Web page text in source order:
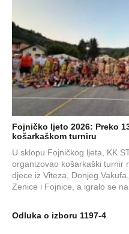
Fojničko ljeto 2026: Preko
košarkaškom turniru
U sklopu Fojničkog ljeta, KK
organizovao košarkaški turnir
djece iz Viteza, Donjeg
Zenice i Fojnice, a igralo se
Odluka o izboru 1197-4